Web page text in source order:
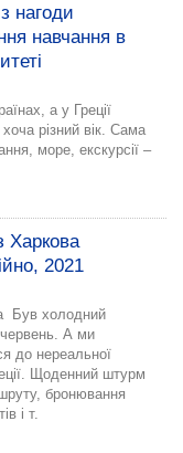
нагоди
навчання в
а у Греції
різний вік. Сама
море, екскурсії –
Харкова
2021
Був холодний
А ми
до нереальної
Щоденний штурм
бронювання
і т.